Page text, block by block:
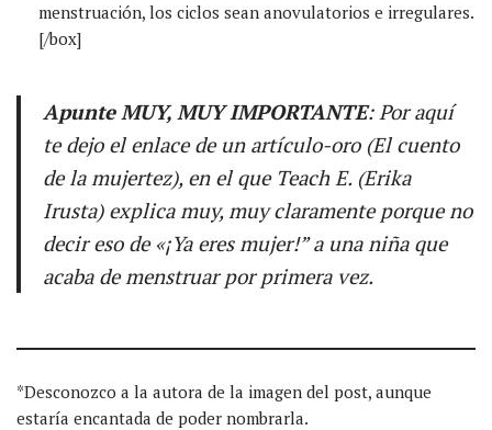
menstruación, los ciclos sean anovulatorios e irregulares.
[/box]
Apunte MUY, MUY IMPORTANTE: Por aquí
te dejo el enlace de un artículo-oro (El cuento
de la mujertez), en el que Teach E. (Erika
Irusta) explica muy, muy claramente porque no
decir eso de «¡Ya eres mujer!” a una niña que
acaba de menstruar por primera vez.
*Desconozco a la autora de la imagen del post, aunque
estaría encantada de poder nombrarla.